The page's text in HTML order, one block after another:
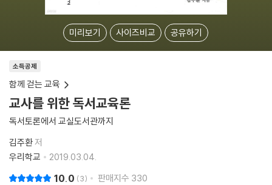
미리보기 사이즈비교 공유하기
소득공제
함께 걷는 교육
교사를 위한 독서교육론
독서토론에서 교실도서관까지
김주환저
우리학교
2019.03.04.
10.0 3 판매지수 330